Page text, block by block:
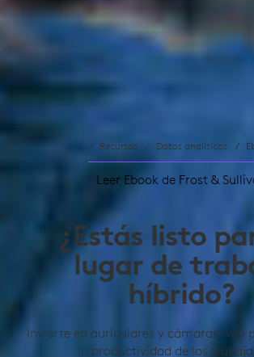
Recursos Datos analíticos
Leer Ebook de Frost &
¿Estás listo
lugar de
híbrido?
Invierte en auriculares y cámaras web
la productividad de los